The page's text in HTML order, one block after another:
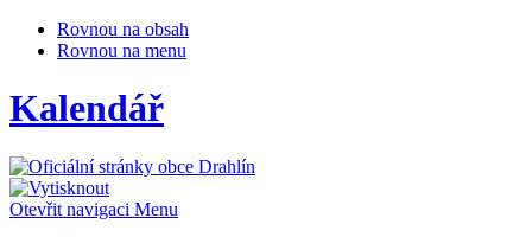
Rovnou na obsah
Rovnou na menu
Kalendář
Otevřit navigaci Menu